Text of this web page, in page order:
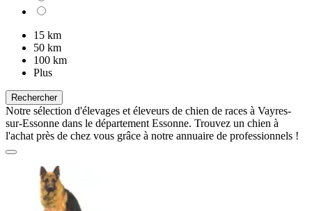
15 km
50 km
100 km
Plus
Rechercher
Notre sélection d'élevages et éleveurs de chien de races à Vayres-
sur-Essonne dans le département Essonne. Trouvez un chien à
l'achat près de chez vous grâce à notre annuaire de professionnels !